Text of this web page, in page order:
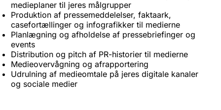
medieplaner til jeres målgrupper
Produktion af pressemeddelelser, faktaark,
casefortællinger og infografikker til medierne
Planlægning og afholdelse af pressebriefinger og
events
Distribution og pitch af PR-historier til medierne
Medieovervågning og afrapportering
Udrulning af medieomtale på jeres digitale kanaler
og sociale medier